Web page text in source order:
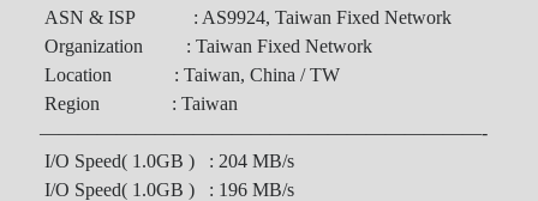
ASN & ISP : AS9924, Taiwan Fixed Network
Organization : Taiwan Fixed Network
Location : Taiwan, China / TW
Region : Taiwan
———————————————————————-
I/O Speed( 1.0GB ) : 204 MB/s
I/O Speed( 1.0GB ) : 196 MB/s